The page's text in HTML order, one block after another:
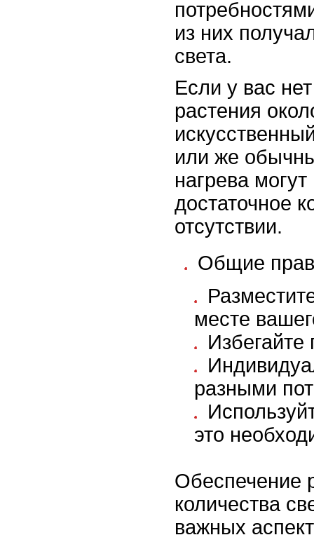
из них
света.
Если у вас
растения
или же
нагрева
достаточное
отсутствии.
Общие
месте
разными
это
Обеспечение
количества
важных